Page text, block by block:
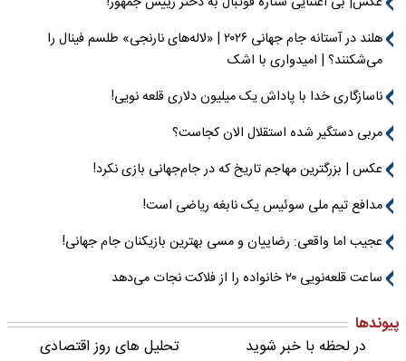
هلند در آستانه جام جهانی ۲۰۲۶ | «لاله‌های نارنجی» طلسم فینال را
می‌شکنند؟ | امیدواری با اشک
ناسازگاری خدا با پاداش یک میلیون دلاری قلعه نویی!
مربی دستگیر شده استقلال الان کجاست؟
عکس | بزرگترین مهاجم تاریخ که در جام‌جهانی بازی نکرد!
مدافع تیم ملی سوئیس یک نابغه ریاضی است!
عجیب اما واقعی: رضاییان و مسی بهترین بازیکنان جام جهانی!
ساعت قلعه‌نویی ۲۰ خانواده را از فلاکت نجات می‌دهد
پیوندها
در لحظه با خبر شوید
تحلیل های روز اقتصادی